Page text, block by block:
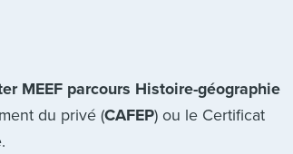
MEEF parcours Histoire-géographie
du privé (CAFEP) ou le Certificat